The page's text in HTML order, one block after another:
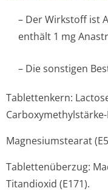
– Der Wirkstoff ist
enthält 1 mg
– Die sonstigen
Tablettenkern:
Magnesiumstearat
Tablettenüberzug:
Titandioxid (E171).